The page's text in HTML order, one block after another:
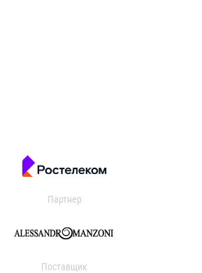
Партнер
Поставщик